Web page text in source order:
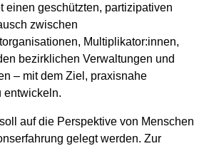
einen geschützten, partizipativen
zwischen
Multiplikator:innen,
bezirklichen Verwaltungen und
– mit dem Ziel, praxisnahe
entwickeln.
auf die Perspektive von Menschen
gelegt werden. Zur